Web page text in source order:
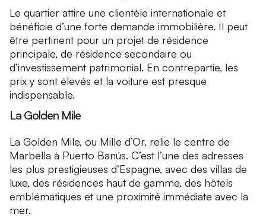
Le quartier attire une clientèle internationale et
bénéficie d’une forte demande immobilière. Il peut
être pertinent pour un projet de résidence
principale, de résidence secondaire ou
d’investissement patrimonial. En contrepartie, les
prix y sont élevés et la voiture est presque
indispensable.
La Golden Mile
La Golden Mile, ou Mille d’Or, relie le centre de
Marbella à Puerto Banús. C’est l’une des adresses
les plus prestigieuses d’Espagne, avec des villas de
luxe, des résidences haut de gamme, des hôtels
emblématiques et une proximité immédiate avec la
mer.